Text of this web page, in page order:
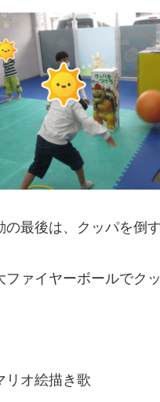
の最後は、クッパを倒
ファイヤーボールでク
オ絵描き歌